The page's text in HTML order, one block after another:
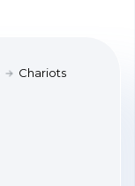
Chariots